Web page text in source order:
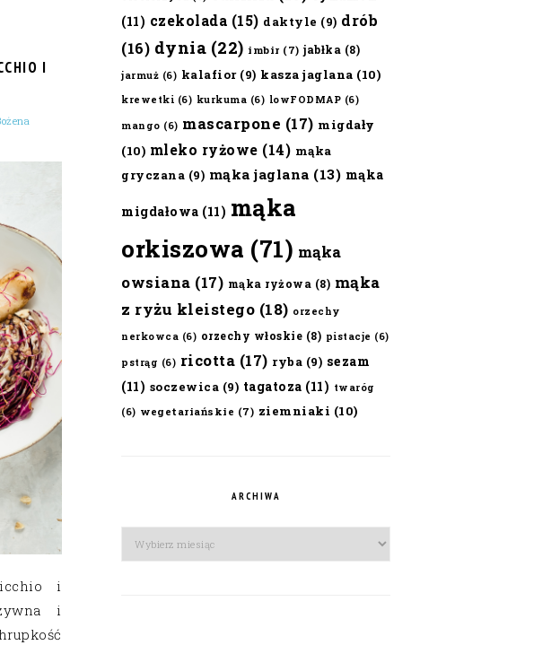
I
i
i
(11) czekolada (15) daktyle (9) drób
(16) dynia (22) imbir (7) jabłka (8)
jarmuż (6) kalafior(9) kasza jaglana (10)
krewetki (6) kurkuma (6) lowFODMAP (6)
mango (6) mascarpone (17) migdały
(10) mleko ryżowe (14) mąka
gryczana (9) mąka jaglana (13) mąka
migdałowa (11) mąka
orkiszowa (71) mąka
owsiana (17) mąka ryżowa (8) mąka
z ryżu kleistego (18) orzechy
nerkowca (6) orzechy włoskie (8) pistacje (6)
pstrąg (6) ricotta (17) ryba (9) sezam
(11) soczewica (9) tagatoza (11) twaróg
(6) wegetariańskie (7) ziemniaki (10)
ARCHIWA
Archiwa